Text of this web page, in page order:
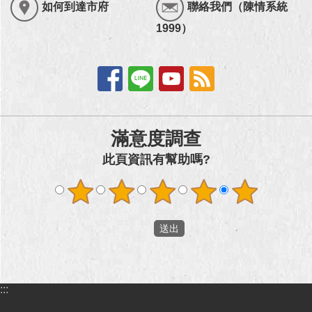
如何到達市府
聯絡我們（陳情系統
1999）
滿意度調查
此頁資訊有幫助嗎?
:::